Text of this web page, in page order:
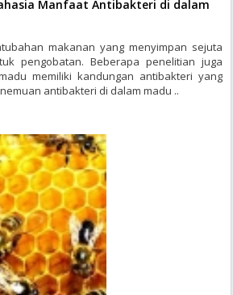
Manfaat Antibakteri di dalam
makanan yang menyimpan sejuta
pengobatan. Beberapa penelitian juga
memiliki kandungan antibakteri yang
antibakteri di dalam madu ..